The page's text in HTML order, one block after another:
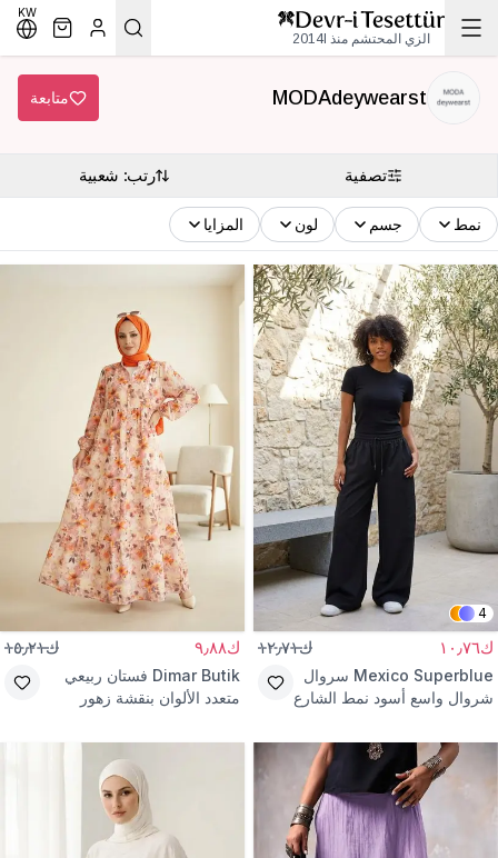
الزي المحتشم منذ 2014l
KW
MODAdeywearst متابعة
تصفية رتب: شعبية
نمط جسم لون المزايا
4
ك١٠٫٧٦ ك١٢٫٧١
Mexico Superblue سروال
شروال واسع أسود نمط الشارع
ك٩٫٨٨ ك١٥٫٢١
Dimar Butik فستان ربيعي
متعدد الألوان بنقشة زهور